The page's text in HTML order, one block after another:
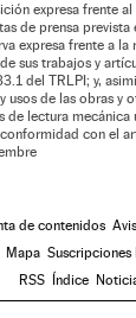
expresa frente
de prensa
expresa frente a
sus trabajos y
del TRLPI; y,
usos de las obras y
de lectura
con el
de contenidos
Mapa Suscripciones
RSS
Índice